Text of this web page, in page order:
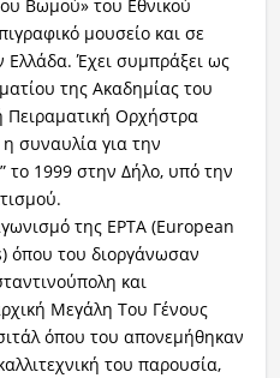
Βωμού» του Εθνικού
μουσείο και σε
Ελλάδα. Έχει συμπράξει ως
της Ακαδημίας του
Ορχήστρα
συναυλία για την
το 1999 στην Δήλο, υπό την
της EPTA (European
όπου του διοργάνωσαν
και
Μεγάλη Του Γένους
όπου του απονεμήθηκαν
του παρουσία,